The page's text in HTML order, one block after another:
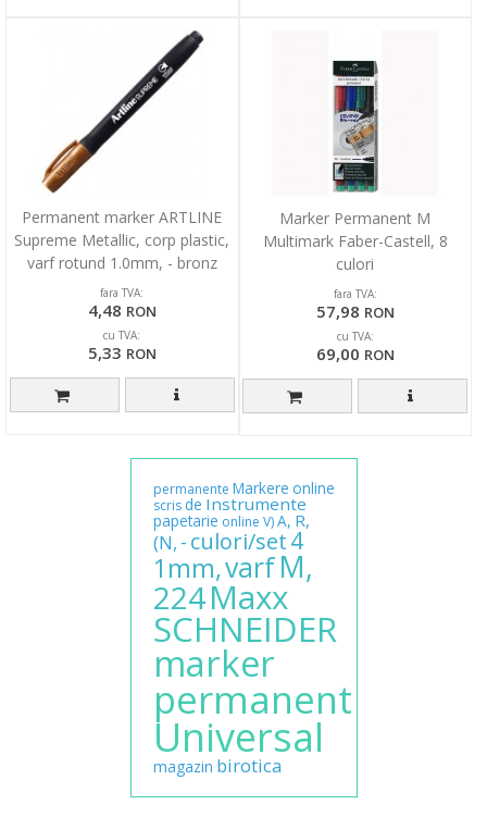
Permanent marker ARTLINE
Supreme Metallic, corp plastic,
varf rotund 1.0mm, - bronz
fara TVA:
4,48 RON
cu TVA:
5,33 RON
Marker Permanent M
Multimark Faber-Castell, 8
culori
fara TVA:
57,98 RON
cu TVA:
69,00 RON
permanente Markere online
scris de Instrumente
papetarie online V) A, R,
(N, - culori/set4
1mm,varfM,
224Maxx
SCHNEIDER
marker
permanent
Universal
magazin birotica